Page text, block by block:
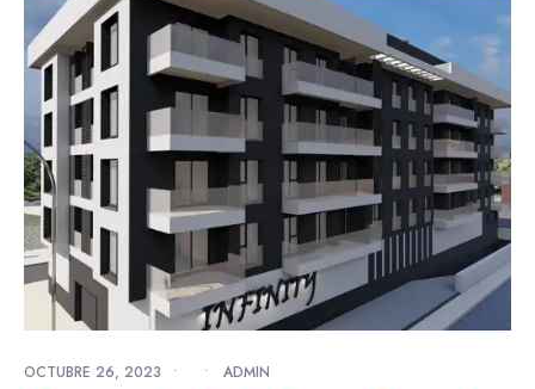
OCTUBRE 26, 2023 • • ADMIN